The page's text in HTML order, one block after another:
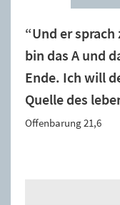
“Und er
bin das A und
Ende. Ich will
Quelle des
Offenbarung 21,6